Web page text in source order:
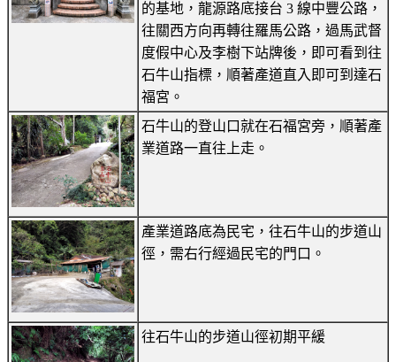
的基地，龍源路底接台 3 線中豐公路，
往關西方向再轉往羅馬公路，過馬武督
度假中心及李樹下站牌後，即可看到往
石牛山指標，順著產道直入即可到達石
福宮。
石牛山的登山口就在石福宮旁，順著產
業道路一直往上走。
產業道路底為民宅，往石牛山的步道山
徑，需右行經過民宅的門口。
往石牛山的步道山徑初期平緩